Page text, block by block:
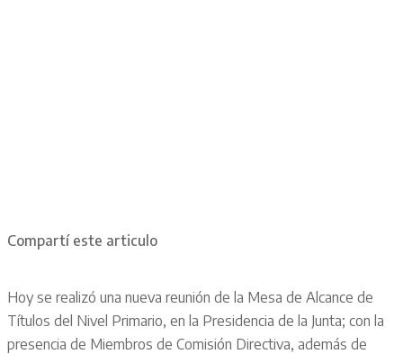
Compartí este articulo
Hoy se realizó una nueva reunión de la Mesa de Alcance de
Títulos del Nivel Primario, en la Presidencia de la Junta; con la
presencia de Miembros de Comisión Directiva, además de